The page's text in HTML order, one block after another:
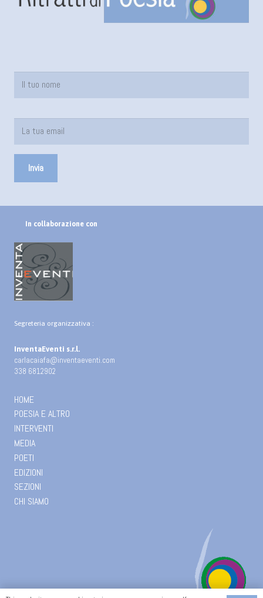
In collaborazione con
Segreteria organizzativa :
InventaEventi s.r.l.
carlacaiafa@inventaeventi.com
338 6812902
HOME
POESIA E ALTRO
INTERVENTI
MEDIA
POETI
EDIZIONI
SEZIONI
CHI SIAMO